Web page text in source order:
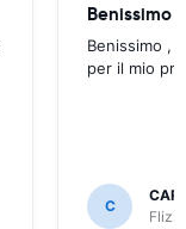
Benissimo ,
per il mio
C